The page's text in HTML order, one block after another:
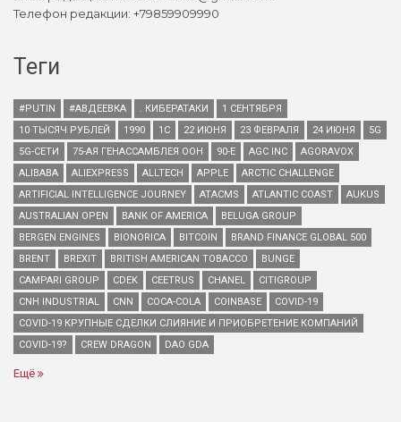
Телефон редакции: +79859909990
Теги
#PUTIN #АВДЕЕВКА . КИБЕРАТАКИ
1 СЕНТЯБРЯ
10 ТЫСЯЧ РУБЛЕЙ
1990 1С 22 ИЮНЯ 23 ФЕВРАЛЯ 24 ИЮНЯ
5G
5G-СЕТИ
75-АЯ ГЕНАССАМБЛЕЯ ООН 90-Е AGC INC
AGORAVOX
ALIBABA
ALIEXPRESS ALLTECH APPLE
ARCTIC CHALLENGE
ARTIFICIAL INTELLIGENCE JOURNEY
ATACMS ATLANTIC COAST
AUKUS
AUSTRALIAN OPEN
BANK OF AMERICA
BELUGA GROUP
BERGEN ENGINES
BIONORICA BITCOIN
BRAND FINANCE GLOBAL 500
BRENT
BREXIT BRITISH AMERICAN TOBACCO
BUNGE
CAMPARI GROUP
CDEK CEETRUS CHANEL
CITIGROUP
CNH INDUSTRIAL
CNN COCA-COLA COINBASE
COVID-19
COVID-19 КРУПНЫЕ СДЕЛКИ СЛИЯНИЕ И ПРИОБРЕТЕНИЕ КОМПАНИЙ
COVID-19?
CREW DRAGON DAO GDA
Ещё